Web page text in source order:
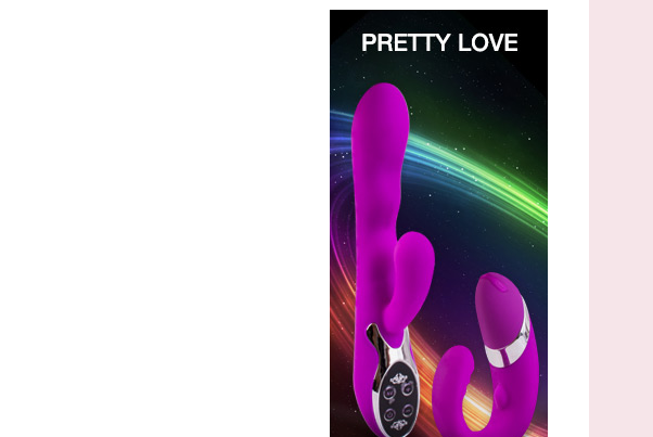
Crema Bustural pentru marirea
Cod: BUST007
250,00
170 Lei
BigBust Cream pentru marirea
sanilor
Cod: BIGB007
250,00 Lei
159,00Lei comandă
(livrare discreta)